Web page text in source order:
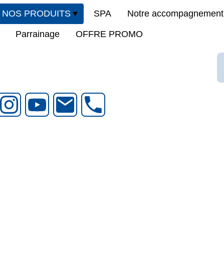
NOS PRODUITS SPA Notre accompagnement
Parrainage OFFRE PROMO